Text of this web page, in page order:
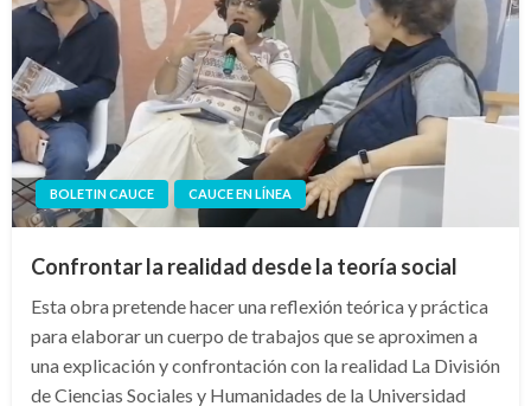
BOLETIN CAUCE CAUCE EN LÍNEA
Confrontar la realidad desde la teoría social
Esta obra pretende hacer una reflexión teórica y práctica
para elaborar un cuerpo de trabajos que se aproximen a
una explicación y confrontación con la realidad La División
de Ciencias Sociales y Humanidades de la Universidad